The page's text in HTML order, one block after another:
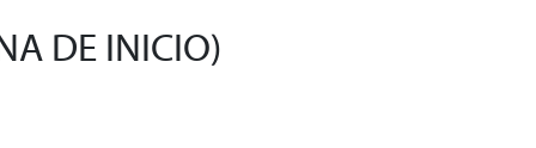
DE INICIO)